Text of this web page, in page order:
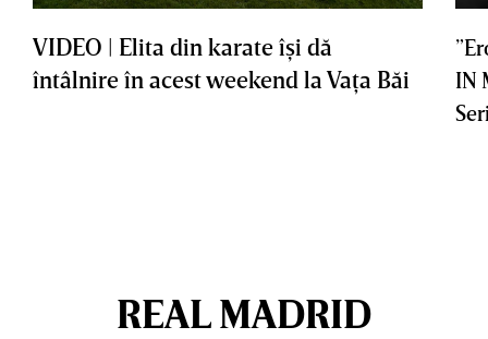
VIDEO | Elita din karate îşi dă
întâlnire în acest weekend la Vaţa Băi
IN
REAL MADRID